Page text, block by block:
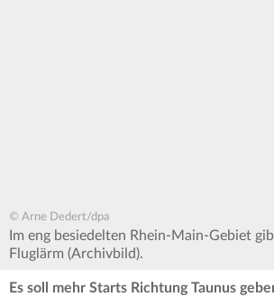
© Arne Dedert/dpa
Im eng besiedelten Rhein-Main-Gebiet
Fluglärm (Archivbild).
Es soll mehr Starts Richtung Taunus